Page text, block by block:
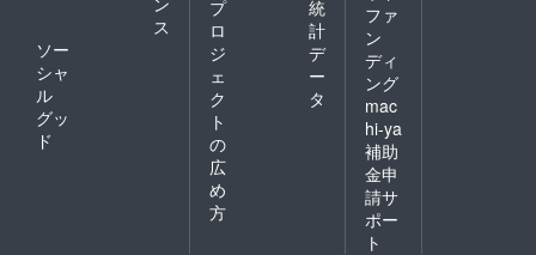
ス
ソー
シャ
ル
グッ
ド
プ
ロ
ジ
ェ
ク
ト
の
広
め
方
統
計
デ
ー
タ
ファ
ン
ディ
ング
mac
hi-ya
補助
金申
請サ
ポー
ト